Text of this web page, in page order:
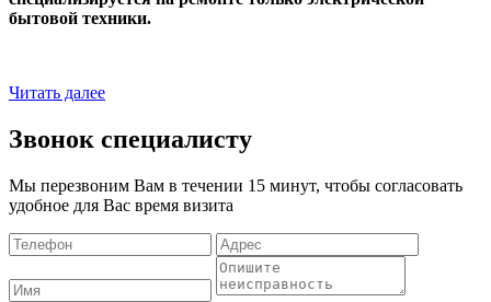
бытовой техники.
Читать далее
Звонок специалисту
Мы перезвоним Вам в течении 15 минут, чтобы согласовать
удобное для Вас время визита